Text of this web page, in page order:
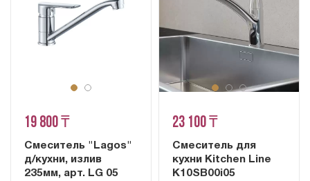
19 800 ₸
Смеситель "Lagos"
д/кухни, излив
235мм, арт. LG 05
23 100 ₸
Смеситель для
кухни Kitchen Line
K10SB00i05